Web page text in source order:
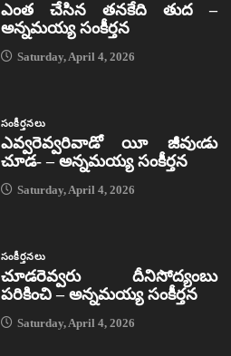
ఎంత చేసిన తనకేది తుద –
అన్నమయ్య సంకీర్తన
Saturday, April 4, 2026
సంకీర్తనలు
ఎవ్వరెవ్వరివాడో యీ జీవుఁడు
చూడ- – అన్నమయ్య సంకీర్తన
Saturday, April 4, 2026
సంకీర్తనలు
చూడరెవ్వరు దీనిసోద్యంబు
పరికించి – అన్నమయ్య సంకీర్తన
Saturday, April 4, 2026